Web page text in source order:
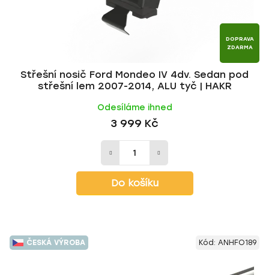
DOPRAVA
ZDARMA
Střešní nosič Ford Mondeo IV 4dv. Sedan pod
střešní lem 2007-2014, ALU tyč | HAKR
Odesíláme ihned
3 999 Kč
Do košíku
ČESKÁ VÝROBA Kód: ANHFO189